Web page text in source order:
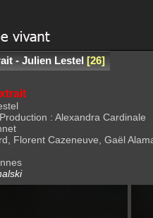
- Julien Lestel 26
: Alexandra Cardinale
Florent Cazeneuve, Gaël